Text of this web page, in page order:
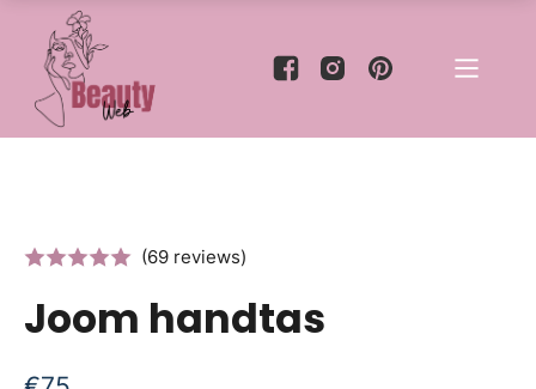
(69 reviews)
Joom handtas